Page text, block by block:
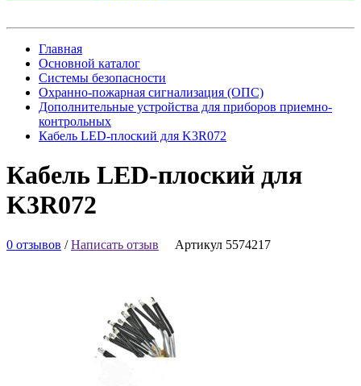
Главная
Основной каталог
Системы безопасности
Охранно-пожарная сигнализация (ОПС)
Дополнительные устройства для приборов приемно-
контрольных
Кабель LED-плоский для K3R072
Кабель LED-плоский для
K3R072
0 отзывов /Написать отзыв Артикул 5574217